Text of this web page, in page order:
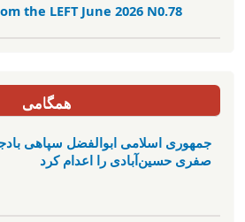
the LEFT June 2026 N0.78
همگامی
جمهوری اسلامی ابوالفضل سپاهی
صفری حسین‌آبادی را اعدام کرد